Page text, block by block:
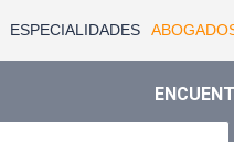
ESPECIALIDADES